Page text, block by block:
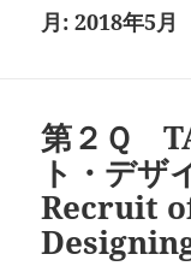
月:2018年5月
第２Ｑ
ト・デザ
Recruit